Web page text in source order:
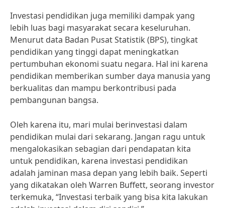
Investasi pendidikan juga memiliki dampak yang
lebih luas bagi masyarakat secara keseluruhan.
Menurut data Badan Pusat Statistik (BPS), tingkat
pendidikan yang tinggi dapat meningkatkan
pertumbuhan ekonomi suatu negara. Hal ini karena
pendidikan memberikan sumber daya manusia yang
berkualitas dan mampu berkontribusi pada
pembangunan bangsa.
Oleh karena itu, mari mulai berinvestasi dalam
pendidikan mulai dari sekarang. Jangan ragu untuk
mengalokasikan sebagian dari pendapatan kita
untuk pendidikan, karena investasi pendidikan
adalah jaminan masa depan yang lebih baik. Seperti
yang dikatakan oleh Warren Buffett, seorang investor
terkemuka, “Investasi terbaik yang bisa kita lakukan